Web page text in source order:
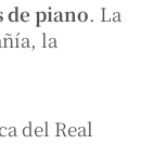
piano. La
la
del Real